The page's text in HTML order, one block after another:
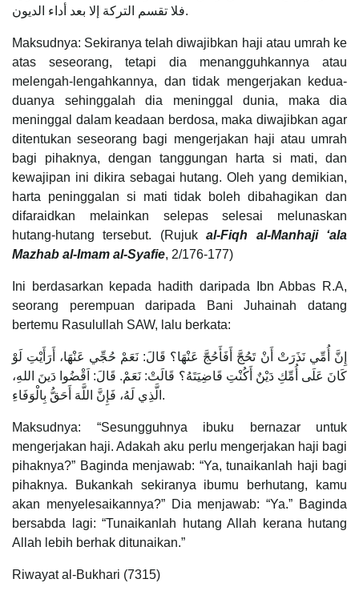
فلا تقسم التركة إلا بعد أداء الديون.
Maksudnya: Sekiranya telah diwajibkan haji atau umrah ke
atas seseorang, tetapi dia menangguhkannya atau
melengah-lengahkannya, dan tidak mengerjakan kedua-
duanya sehinggalah dia meninggal dunia, maka dia
meninggal dalam keadaan berdosa, maka diwajibkan agar
ditentukan seseorang bagi mengerjakan haji atau umrah
bagi pihaknya, dengan tanggungan harta si mati, dan
kewajipan ini dikira sebagai hutang. Oleh yang demikian,
harta peninggalan si mati tidak boleh dibahagikan dan
difaraidkan melainkan selepas selesai melunaskan
hutang-hutang tersebut. (Rujukal-Fiqh al-Manhaji ‘ala
Mazhab al-Imam al-Syafie, 2/176-177)
Ini berdasarkan kepada hadith daripada Ibn Abbas R.A,
seorang perempuan daripada Bani Juhainah datang
bertemu Rasulullah SAW, lalu berkata:
إِنَّ أُمِّي نَذَرَتْ أَنْ تَحُجَّ أَفَأَحُجَّ عَنْهَا؟ قَالَ: نَعَمْ حُجِّي عَنْهَا، أَرَأَيْتِ لَوْ
كَانَ عَلَى أُمِّكِ دَيْنٌ أَكُنْتِ قَاضِيَتَهُ؟‏ قَالَتْ: نَعَمْ‏.‏ قَالَ: اَقْضُوا دَينَ اللهِ،
الَّذِي لَهُ، فَإِنَّ اللَّهَ أَحَقُّ بِالْوَفَاءِ.
Maksudnya: “Sesungguhnya ibuku bernazar untuk
mengerjakan haji. Adakah aku perlu mengerjakan haji bagi
pihaknya?” Baginda menjawab: “Ya, tunaikanlah haji bagi
pihaknya. Bukankah sekiranya ibumu berhutang, kamu
akan menyelesaikannya?” Dia menjawab: “Ya.” Baginda
bersabda lagi: “Tunaikanlah hutang Allah kerana hutang
Allah lebih berhak ditunaikan.”
Riwayat al-Bukhari (7315)